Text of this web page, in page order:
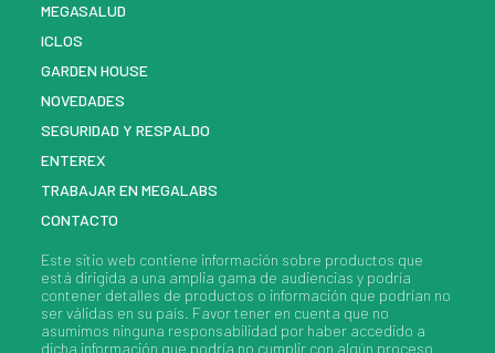
MEGASALUD
ICLOS
GARDEN HOUSE
NOVEDADES
SEGURIDAD Y RESPALDO
ENTEREX
TRABAJAR EN MEGALABS
CONTACTO
Este sitio web contiene información sobre productos que
está dirigida a una amplia gama de audiencias y podría
contener detalles de productos o información que podrían no
ser válidas en su país. Favor tener en cuenta que no
asumimos ninguna responsabilidad por haber accedido a
dicha información que podría no cumplir con algún proceso